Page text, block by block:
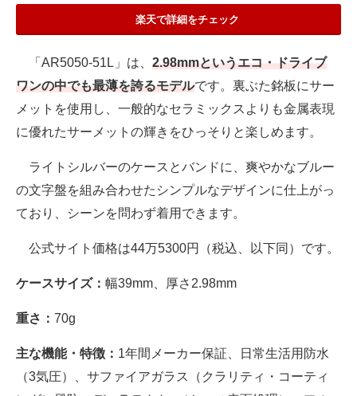
楽天で詳細をチェック
「AR5050-51L」は、 2.98mmというエコ・ドライブ
ワンの中でも最薄を誇るモデルです。裏ぶた銘板にサー
メットを使用し、一般的なセラミックスよりも金属表現
に優れたサーメットの輝きをひっそりと楽しめます。
ライトシルバーのケースとバンドに、爽やかなブルー
の文字盤を組み合わせたシンプルなデザインに仕上がっ
ており、シーンを問わず着用できます。
公式サイト価格は44万5300円（税込、以下同）です。
ケースサイズ： 幅39mm、厚さ2.98mm
重さ： 70g
主な機能・特徴： 1年間メーカー保証、日常生活用防水
（3気圧）、サファイアガラス（クラリティ・コーティ